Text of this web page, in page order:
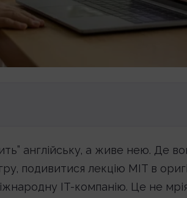
англійську, а живе нею. Де
подивитися лекцію MIT в
IT-компанію. Це не